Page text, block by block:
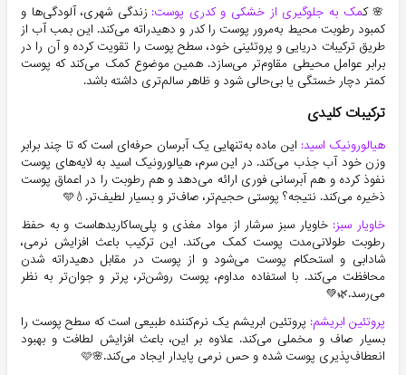
🌸 کمک به جلوگیری از خشکی و کدری پوست: زندگی شهری، آلودگی‌ها و
کمبود رطوبت محیط به‌مرور پوست را کدر و دهیدراته می‌کند. این بمب آب از
طریق ترکیبات دریایی و پروتئینی خود، سطح پوست را تقویت کرده و آن را در
برابر عوامل محیطی مقاوم‌تر می‌سازد. همین موضوع کمک می‌کند که پوست
کمتر دچار خستگی یا بی‌حالی شود و ظاهر سالم‌تری داشته باشد.
ترکیبات کلیدی
هیالورونیک اسید: این ماده به‌تنهایی یک آبرسان حرفه‌ای است که تا چند برابر
وزن خود آب جذب می‌کند. در این سرم، هیالورونیک اسید به لایه‌های پوست
نفوذ کرده و هم آبرسانی فوری ارائه می‌دهد و هم رطوبت را در اعماق پوست
ذخیره می‌کند. نتیجه؟ پوستی حجیم‌تر، صاف‌تر و بسیار لطیف‌تر.💧🩵
خاویار سبز:خاویار سبز سرشار از مواد مغذی و پلی‌ساکاریدهاست و به حفظ
رطوبت طولانی‌مدت پوست کمک می‌کند. این ترکیب باعث افزایش نرمی،
شادابی و استحکام پوست می‌شود و از پوست در مقابل دهیدراته شدن
محافظت می‌کند. با استفاده مداوم، پوست روشن‌تر، پرتر و جوان‌تر به نظر
می‌رسد.🌿💚
پروتئین ابریشم: پروتئین ابریشم یک نرم‌کننده طبیعی است که سطح پوست را
بسیار صاف و مخملی می‌کند. علاوه بر این، باعث افزایش لطافت و بهبود
انعطاف‌پذیری پوست شده و حس نرمی پایدار ایجاد می‌کند.🌸🩷